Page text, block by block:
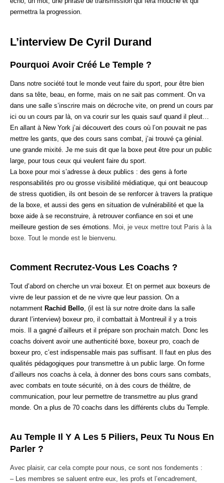
permettra la progression.
L’interview De Cyril Durand
Pourquoi Avoir Créé Le Temple ?
Dans notre société tout le monde veut faire du sport, pour être bien
dans sa tête, beau, en forme, mais on ne sait pas comment. On va
dans une salle s’inscrire mais on décroche vite, on prend un cours par
ici ou un cours par là, on va courir sur les quais sauf quand il pleut…
En allant à New York j’ai découvert des cours où l’on pouvait ne pas
mettre les gants, que des cours sans combat, j’ai trouvé ça génial.
une grande mixité. Je me suis dit que la boxe peut être pour un public
large, pour tous ceux qui veulent faire du sport.
La boxe pour moi s’adresse à deux publics : des gens à forte
responsabilités pro ou grosse visibilité médiatique, qui ont beaucoup
de stress quotidien, ils ont besoin de se renforcer à travers la pratique
de la boxe, et aussi des gens en situation de vulnérabilité et que la
boxe aide à se reconstruire, à retrouver confiance en soi et une
meilleure gestion de ses émotions. Moi, je veux mettre tout Paris à la
boxe. Tout le monde est le bienvenu.
Comment Recrutez-Vous Les Coachs ?
Tout d’abord on cherche un vrai boxeur. Et on permet aux boxeurs de
vivre de leur passion et de ne vivre que leur passion. On a
notamment Rachid Bello , (il est là sur notre droite dans la salle
durant l’interview) boxeur pro, il combattait à Montreuil il y a trois
mois. Il a gagné d’ailleurs et il prépare son prochain match. Donc les
coachs doivent avoir une authenticité boxe, boxeur pro, coach de
boxeur pro, c’est indispensable mais pas suffisant. Il faut en plus des
qualités pédagogiques pour transmettre à un public large. On forme
d’ailleurs nos coachs à cela, à donner des bons cours sans combats,
avec combats en toute sécurité, on à des cours de théâtre, de
communication, pour leur permettre de transmettre au plus grand
monde. On a plus de 70 coachs dans les différents clubs du Temple.
Au Temple Il Y A Les 5 Piliers, Peux Tu Nous En
Parler ?
Avec plaisir, car cela compte pour nous, ce sont nos fondements :
– Les membres se saluent entre eux, les profs et l’encadrement,